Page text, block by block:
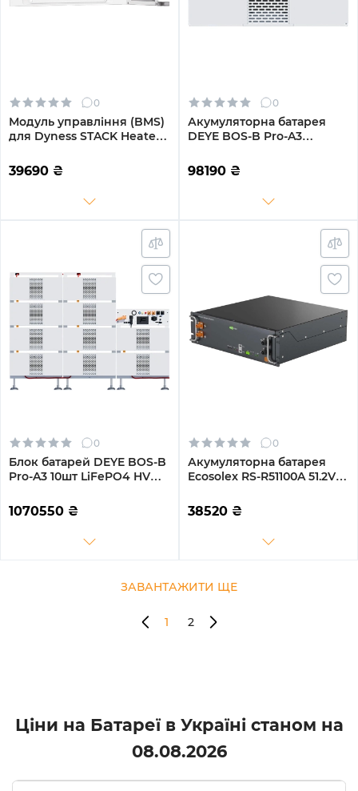
0
Модуль управління (BMS)
для Dyness STACK Heated
39690 ₴
0
Акумуляторна батарея
DEYE BOS-B Pro-A3
16.08kWh без BMS (BOS-B-
Pack16-A3)
98190 ₴
0
Блок батарей DEYE BOS-B
Pro-A3 10шт LiFePO4 HV
(BOS-B-PRO-160kWh)
1070550 ₴
0
Акумуляторна батарея
Ecosolex RS-R51100A 51.2V
R51100A)
38520 ₴
ЗАВАНТАЖИТИ ЩЕ
1 2
Ціни на Батареї в Україні станом на
08.08.2026